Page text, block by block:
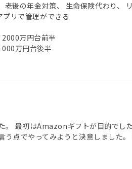
老後の年金対策、 生命保険代わり、
リで管理ができる
万円台前半
万円台後半
。 最初はAmazonギフトが目的でし
う点でやってみようと決意しました